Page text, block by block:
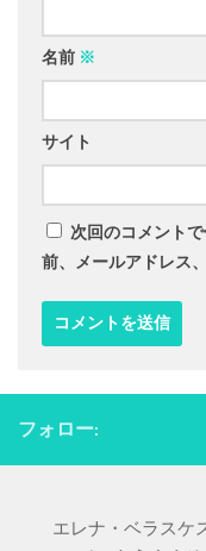
名前 ※
サイト
次回のコメント
前、メールアドレス
フォロー:
エレナ・ベラスケ